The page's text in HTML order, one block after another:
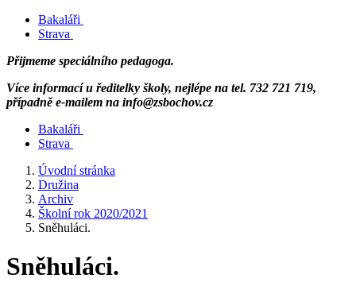
Bakaláři
Strava
Přijmeme speciálního pedagoga.
Více informací u ředitelky školy, nejlépe na tel. 732 721 719,
případně e-mailem na info@zsbochov.cz
Bakaláři
Strava
Úvodní stránka
Družina
Archiv
Školní rok 2020/2021
Sněhuláci.
Sněhuláci.